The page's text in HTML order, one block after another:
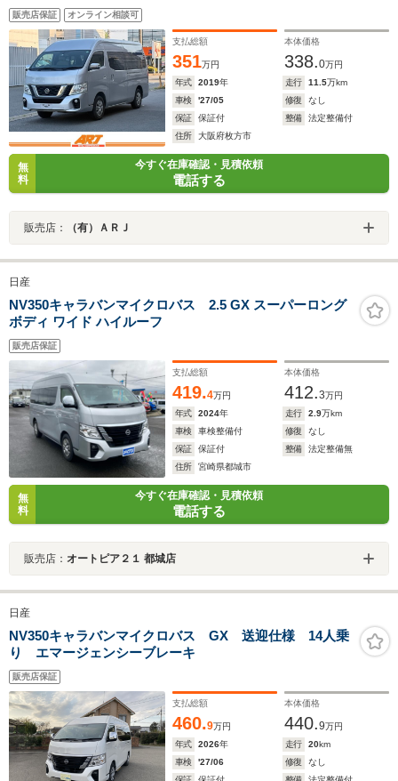
販売店保証 オンライン相談可
支払総額
351万円
本体価格
338.0万円
年式
2019年 走行 11.5万km
車検
'27/05 修復
なし
保証
保証付 整備
法定整備付
住所
大阪府枚方市
無
料
今すぐ在庫確認・見積依頼
電話する
販売店： （有）ＡＲＪ
日産
NV350キャラバンマイクロバス 2.5 GX スーパーロング
ボディ ワイド ハイルーフ
販売店保証
支払総額
419.4万円
本体価格
412.3万円
年式
2024年 走行 2.9万km
車検
車検整備付 修復
なし
保証
保証付 整備
法定整備無
住所
宮崎県都城市
無
料
今すぐ在庫確認・見積依頼
電話する
販売店： オートピア２１ 都城店
日産
NV350キャラバンマイクロバス GX 送迎仕様 14人乗
り エマージェンシーブレーキ
販売店保証
支払総額
460.9万円
本体価格
440.9万円
年式
2026年 走行 20km
車検
'27/06 修復
なし